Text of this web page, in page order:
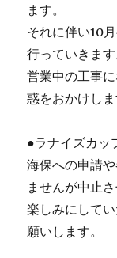
ます。
それに伴い10
行っていきます
営業中の工事
惑をおかけし
●ラナイズカッ
海保への申請
ませんが中止
楽しみにして
願いします。